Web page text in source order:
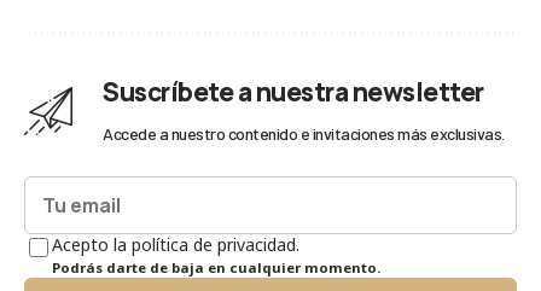
Suscríbete a nuestra newsletter
Accede a nuestro contenido e invitaciones más exclusivas.
Acepto la política de privacidad.
Podrás darte de baja en cualquier momento.